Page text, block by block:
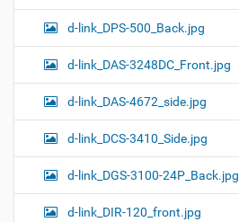
d-link_DPS-500_Back.jpg
d-link_DAS-3248DC_Front.jpg
d-link_DAS-4672_side.jpg
d-link_DCS-3410_Side.jpg
d-link_DGS-3100-24P_Back.jpg
d-link_DIR-120_front.jpg